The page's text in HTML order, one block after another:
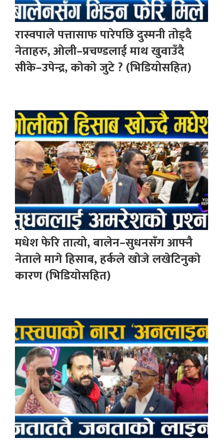
रास्वपाले पत्तासाफ पारेपछि दुस्मनी तोड्दै
नेताहरु, ओली–प्रचण्डलाई माथ खुवाउँदै
सीके–उपेन्द्र, कोको जुटे ? (भिडियोसहित)
मधेश फेरि तात्यो, बालेन–सुधनसँग आफ्नै
नेताले मागे हिसाब, हर्कले खोजे लखेटिनुको
कारण (भिडियोसहित)